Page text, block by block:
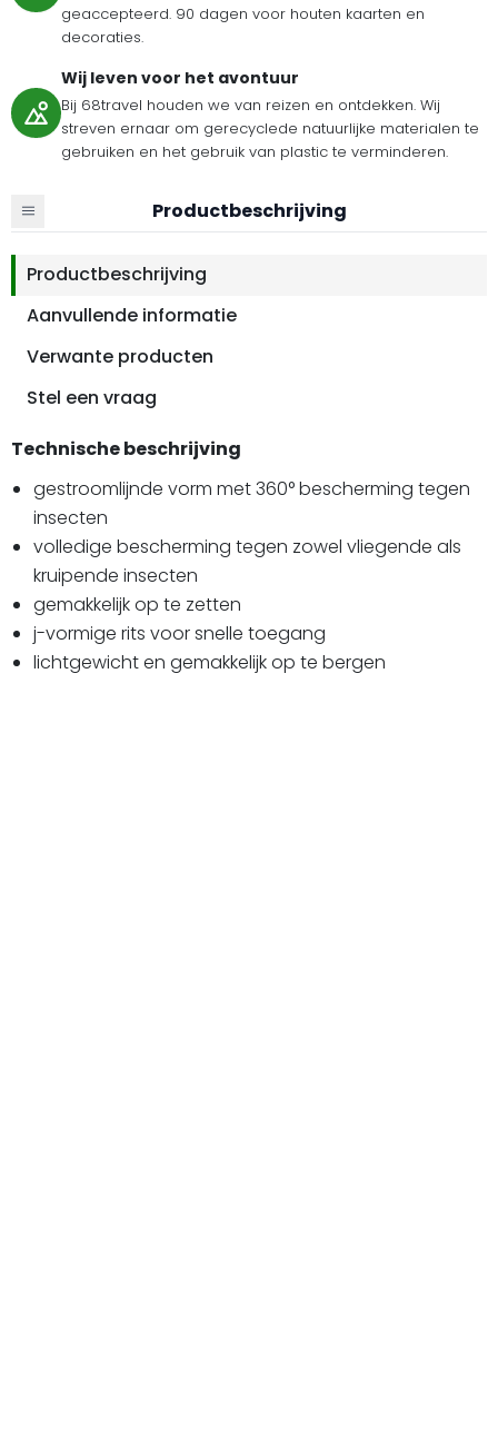
geaccepteerd. 90 dagen voor houten kaarten en
decoraties.
Wij leven voor het avontuur
Bij 68travel houden we van reizen en ontdekken. Wij
streven ernaar om gerecyclede natuurlijke materialen te
gebruiken en het gebruik van plastic te verminderen.
Productbeschrijving
Productbeschrijving
Aanvullende informatie
Verwante producten
Stel een vraag
Technische beschrijving
gestroomlijnde vorm met 360° bescherming tegen
insecten
volledige bescherming tegen zowel vliegende als
kruipende insecten
gemakkelijk op te zetten
j-vormige rits voor snelle toegang
lichtgewicht en gemakkelijk op te bergen